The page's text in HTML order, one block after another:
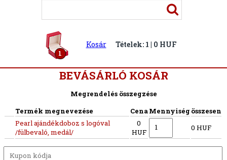
1
Kosár Tételek: 1 | 0 HUF
BEVÁSÁRLÓ KOSÁR
Megrendelés összegzése
Termék megnevezése
CenaMennyiség összesen
Pearl ajándékdoboz s logóval
/fülbevaló, medál/
0
HUF
0 HUF